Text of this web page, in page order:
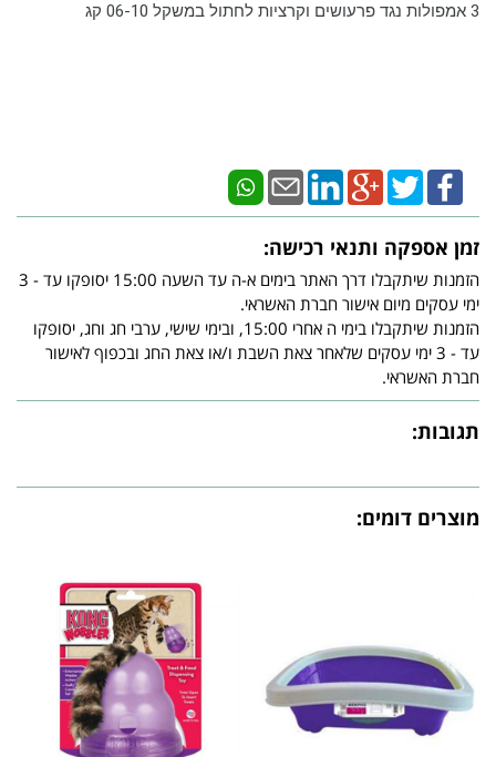
3 אמפולות נגד פרעושים וקרציות לחתול במשקל 06-10 קג
זמן אספקה ותנאי רכישה:
הזמנות שיתקבלו דרך האתר בימים א-ה עד השעה 15:00 יסופקו עד - 3
ימי עסקים מיום אישור חברת האשראי.
הזמנות שיתקבלו בימי ה אחרי 15:00, ובימי שישי, ערבי חג וחג, יסופקו
עד - 3 ימי עסקים שלאחר צאת השבת ו/או צאת החג ובכפוף לאישור
חברת האשראי.
תגובות:
מוצרים דומים: